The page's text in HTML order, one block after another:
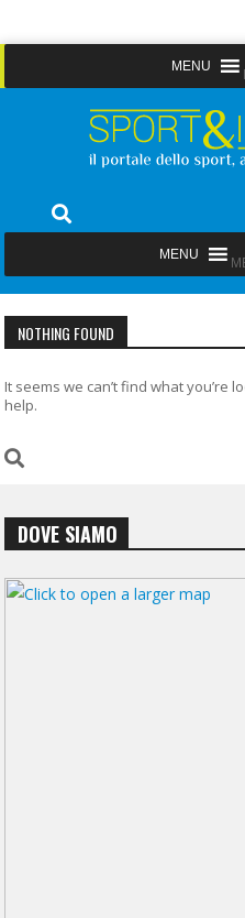
to
Sport&Impianti
NOTHING FOUND
It seems we can’t find what you’re
help.
DOVE SIAMO